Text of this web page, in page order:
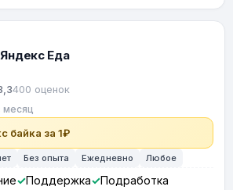
Еда
400 оценок
месяц
байка за 1₽
Без опыта Ежедневно Любое
Поддержка
Подработка